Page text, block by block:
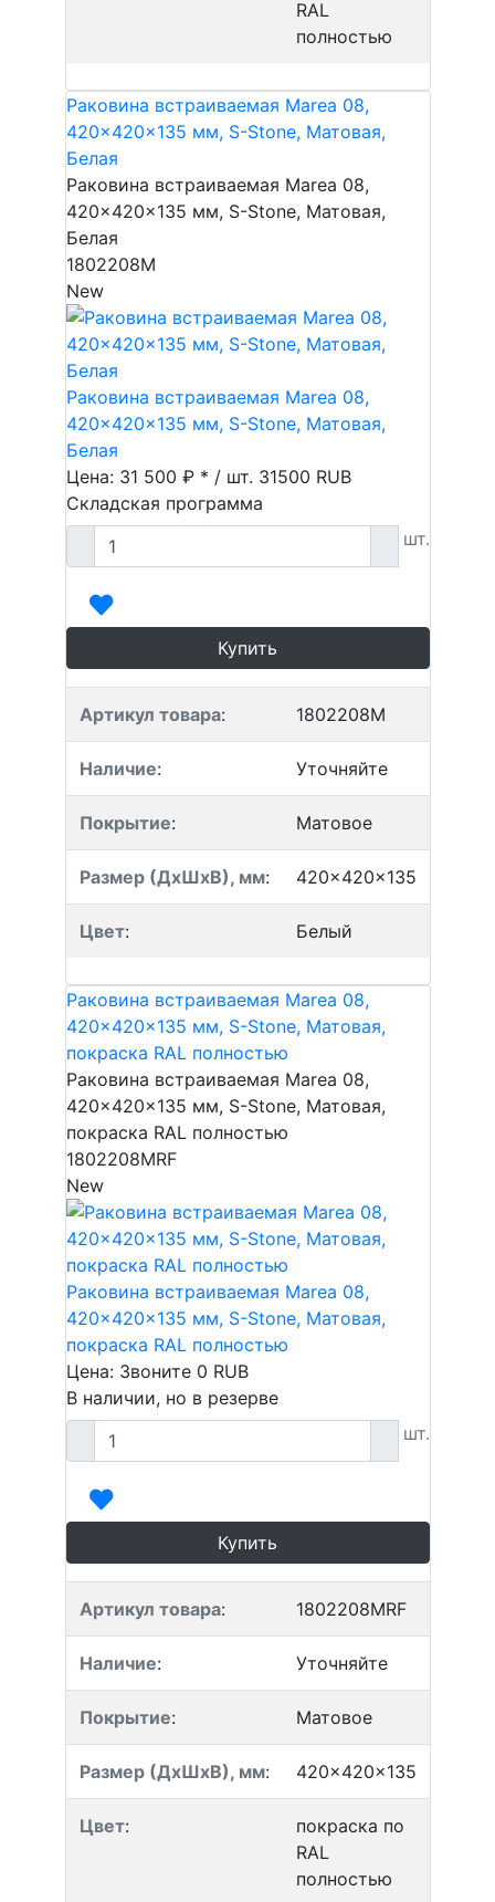
RAL
полностью
Раковина встраиваемая Marea 08,
420x420x135 мм, S-Stone, Матовая,
Белая
Раковина встраиваемая Marea 08,
420x420x135 мм, S-Stone, Матовая,
Белая
1802208M
New
Раковина встраиваемая Marea 08,
420x420x135 мм, S-Stone, Матовая,
Белая
Цена: 31 500 ₽ * / шт. 31500 RUB
Складская программа
шт.
Купить
Артикул товара: 1802208M
Наличие: Уточняйте
Покрытие: Матовое
Размер (ДхШхВ), мм: 420x420x135
Цвет: Белый
Раковина встраиваемая Marea 08,
420x420x135 мм, S-Stone, Матовая,
покраска RAL полностью
Раковина встраиваемая Marea 08,
420x420x135 мм, S-Stone, Матовая,
покраска RAL полностью
1802208MRF
New
Раковина встраиваемая Marea 08,
420x420x135 мм, S-Stone, Матовая,
покраска RAL полностью
Цена: Звоните 0 RUB
В наличии, но в резерве
шт.
Купить
Артикул товара: 1802208MRF
Наличие: Уточняйте
Покрытие: Матовое
Размер (ДхШхВ), мм: 420x420x135
Цвет:
покраска по
RAL
полностью